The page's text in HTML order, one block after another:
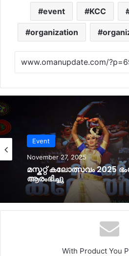
event KCC
organization
Event
November 27, 2025
മസ്കറ്റ് കലോത്സവം 2025
ആരംഭിച്ചു
With Product You